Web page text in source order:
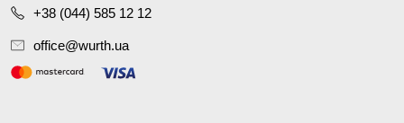
+38 (044) 585 12 12
office@wurth.ua